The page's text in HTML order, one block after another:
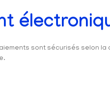
sont sécurisés selon